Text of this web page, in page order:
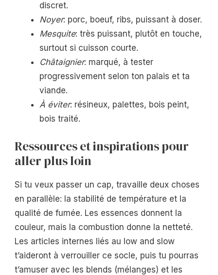
discret.
Noyer: porc, boeuf, ribs, puissant à doser.
Mesquite: très puissant, plutôt en touche,
surtout si cuisson courte.
Châtaignier: marqué, à tester
progressivement selon ton palais et ta
viande.
À éviter: résineux, palettes, bois peint,
bois traité.
Ressources et inspirations pour
aller plus loin
Si tu veux passer un cap, travaille deux choses
en parallèle: la stabilité de température et la
qualité de fumée. Les essences donnent la
couleur, mais la combustion donne la netteté.
Les articles internes liés au low and slow
t’aideront à verrouiller ce socle, puis tu pourras
t’amuser avec les blends (mélanges) et les